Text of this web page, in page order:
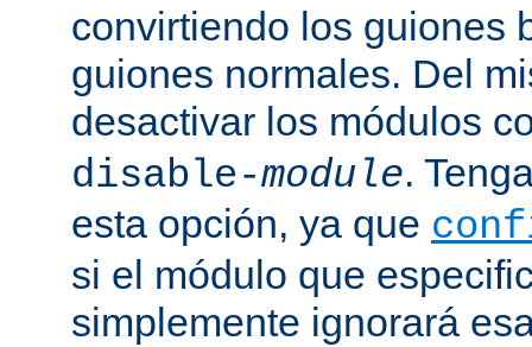
convirtiendo los guiones
guiones normales. Del
desactivar los módulos
disable-module.
esta opción, ya que
si el módulo que
simplemente ignorará